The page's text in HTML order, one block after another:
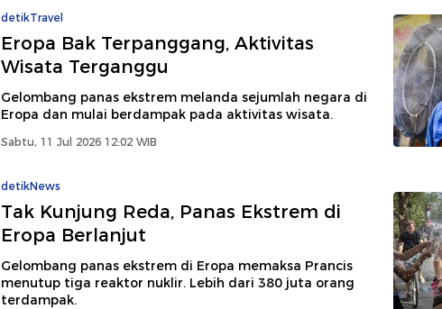
detikTravel
Eropa Bak Terpanggang, Aktivitas
Wisata Terganggu
Gelombang panas ekstrem melanda sejumlah negara di
Eropa dan mulai berdampak pada aktivitas wisata.
Sabtu, 11 Jul 2026 12:02 WIB
detikNews
Tak Kunjung Reda, Panas Ekstrem di
Eropa Berlanjut
Gelombang panas ekstrem di Eropa memaksa Prancis
menutup tiga reaktor nuklir. Lebih dari 380 juta orang
terdampak.